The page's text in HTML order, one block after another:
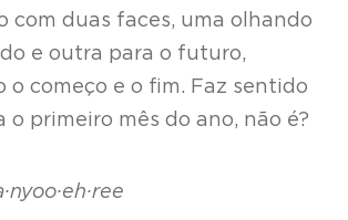
com duas faces, uma olhando
e outra para o futuro,
o começo e o fim. Faz sentido
o primeiro mês do ano, não é?